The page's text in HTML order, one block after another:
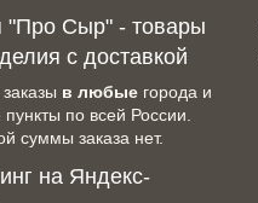
"Про Сыр" - товары
с доставкой
в любые города и
по всей России.
суммы заказа нет.
на Яндекс-